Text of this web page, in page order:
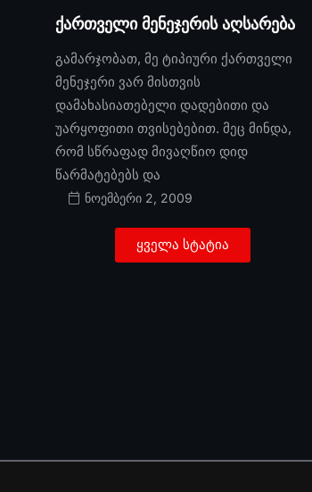
ქართველი მენეჯერის აღსარება
გამარჯობათ, მე ტიპიური ქართველი
მენეჯერი ვარ მისთვის
დამახასიათებელი დადებითი და
უარყოფითი თვისებებით. მეც მინდა,
რომ სწრაფად მივაღწიო დიდ
წარმატებებს და
ნოემბერი 2, 2009
ყველა სტატია